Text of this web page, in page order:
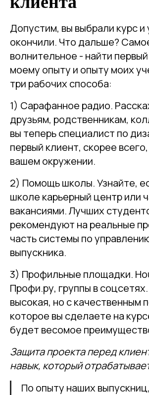
Допустим, вы выбрали курс
окончили. Что дальше?
волнительное - найти
моему опыту и опыту моих
три рабочих способа:
1) Сарафанное радио.
друзьям, родственникам,
вы теперь специалист по
первый клиент, скорее
вашем окружении.
2) Помощь школы. Узнайте,
школе карьерный центр или
вакансиями. Лучших
рекомендуют на реальные
часть системы по
выпускника.
3) Профильные площадки.
Профи.ру, группы в
высокая, но с качественным
которое вы сделаете на
будет весомое
Защита проекта перед
навык, который
По опыту наших